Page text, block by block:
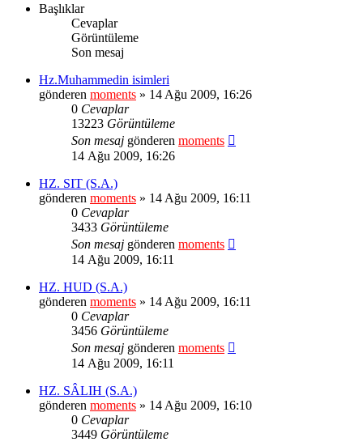
Başlıklar
Cevaplar
Görüntüleme
Son mesaj
Hz.Muhammedin isimleri
gönderen moments » 14 Ağu 2009, 16:26
0 Cevaplar
13223 Görüntüleme
Son mesaj gönderen moments
14 Ağu 2009, 16:26
HZ. SIT (S.A.)
gönderen moments » 14 Ağu 2009, 16:11
0 Cevaplar
3433 Görüntüleme
Son mesaj gönderen moments
14 Ağu 2009, 16:11
HZ. HUD (S.A.)
gönderen moments » 14 Ağu 2009, 16:11
0 Cevaplar
3456 Görüntüleme
Son mesaj gönderen moments
14 Ağu 2009, 16:11
HZ. SÂLIH (S.A.)
gönderen moments » 14 Ağu 2009, 16:10
0 Cevaplar
3449 Görüntüleme